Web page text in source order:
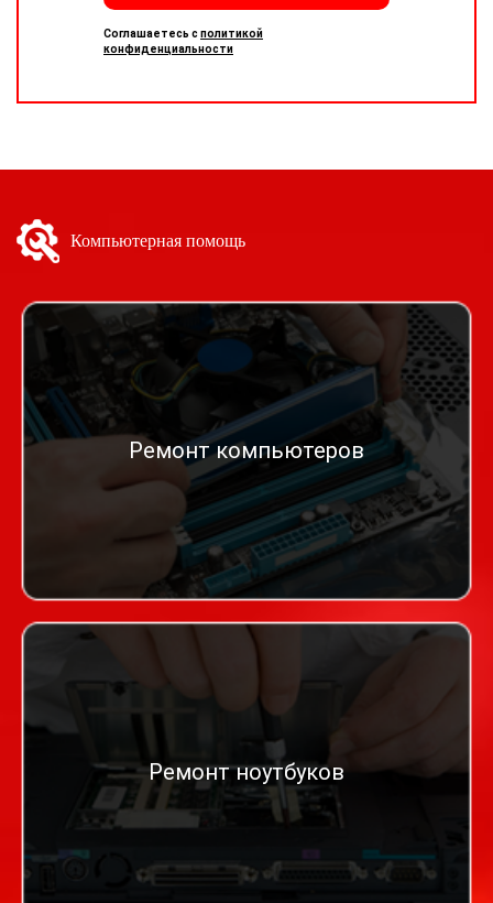
Соглашаетесь с политикой
конфиденциальности
Компьютерная помощь
Ремонт компьютеров
Ремонт ноутбуков